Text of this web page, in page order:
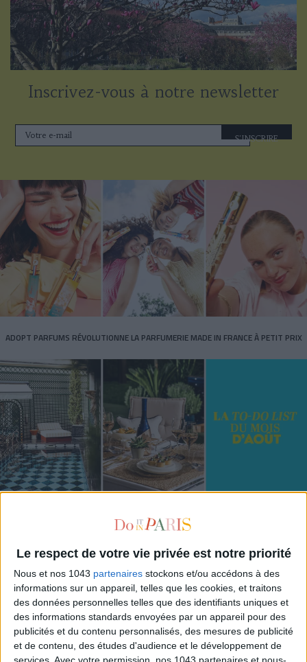
Le respect de votre vie privée est notre priorité
Nous et nos 1043 partenaires stockons et/ou accédons à des
informations sur un appareil, telles que les cookies, et traitons
des données personnelles telles que des identifiants uniques et
des informations standards envoyées par un appareil pour des
publicités et du contenu personnalisés, des mesures de publicité
et de contenu, des études d'audience et le développement de
Inscrivez-vous à notre newsletter
S'INSCRIRE
ADOPT PARFUMS RÉVOLUTIONNE LA PARFUMERIE MADE IN FRANCE À PETIT PRIX
TOUT CE QUE VOUS DEVEZ FAIRE À PARIS EN AOÛT